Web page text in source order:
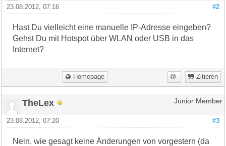
#2
23.08.2012, 07:16
Hast Du vielleicht eine manuelle IP-Adresse eingeben?
Gehst Du mit Hotspot über WLAN oder USB in das
Internet?
Homepage Zitieren
TheLex Junior Member
#3
23.08.2012, 07:20
Nein, wie gesagt keine Änderungen von vorgestern (da